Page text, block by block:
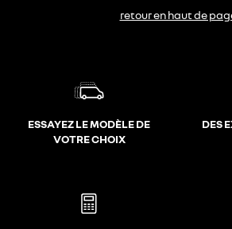
retour en haut de
ESSAYEZ LE MODÈLE DE
VOTRE CHOIX
DES